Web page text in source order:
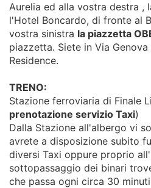
Aurelia ed alla vostra destra ,
l'Hotel Boncardo, di fronte al
vostra sinistra la piazzetta
piazzetta. Siete in Via
Residence.
TRENO:
Stazione ferroviaria di Finale
prenotazione servizio Taxi)
Dalla Stazione all'albergo vi
avrete a disposizione subito
diversi Taxi oppure proprio
sottopassaggio dei binari
che passa ogni circa 30